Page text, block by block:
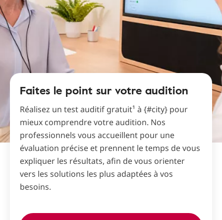
Faites le point sur votre audition
Réalisez un test auditif gratuit¹ à {#city} pour
mieux comprendre votre audition. Nos
professionnels vous accueillent pour une
évaluation précise et prennent le temps de vous
expliquer les résultats, afin de vous orienter
vers les solutions les plus adaptées à vos
besoins.